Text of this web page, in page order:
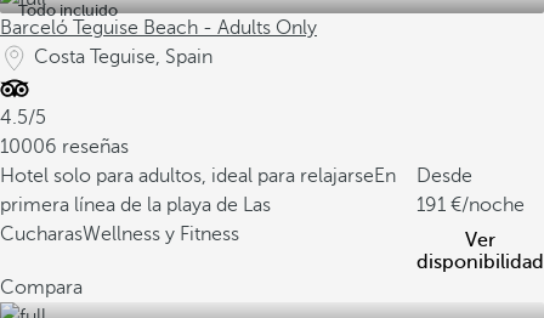
Todo incluido
Barceló Teguise Beach - Adults Only
Costa Teguise, Spain
4.5/5
10006 reseñas
Hotel solo para adultos, ideal para relajarseEn
primera línea de la playa de Las
CucharasWellness y Fitness
Desde
191
/noche
Ver
disponibilidad
Compara